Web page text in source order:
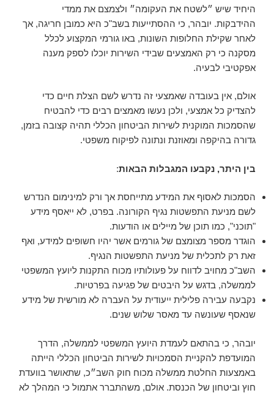
היחיד שיש ״לשטח את העקומה״ ולצמצם את ממדי
ההידבקות. יובהר, כי ההסתייעות בשב"כ היא כמובן חריגה, אך
לאחר שקילת החלופות השונות, באו גורמי המקצוע לכלל
מסקנה כי רק האמצעים שבידי השירות יוכלו לספק מענה
אפקטיבי לבעיה.
אולם, אין בעובדה שאמצעי זה נדרש לשם הצלת חיים כדי
להצדיק כל אמצעי, ולכן נעשו מאמצים רבים כדי להבטיח
שהסמכות המוקנית לשירות הביטחון הכללי תהיה קצובה בזמן,
גדורה בהיקפה ומאוזנת ונתונה לפיקוח משפטי.
בין היתר, נקבעו המגבלות הבאות:
הסמכות לאסוף את המידע מתייחסת אך ורק למינימום הנדרש
לשם מניעת התפשטות נגיף הקורונה. בפרט, לא ייאסף מידע
"תוכני", כמו תוכן של מיילים או הודעות.
הוגדר מספר מצומצם של גורמים אשר יהיו חשופים למידע, ואף
זאת רק לתכלית של מניעת התפשטות הנגיף.
השב"כ מחויב לדווח על פעולותיו מכוח התקנות ליועץ המשפטי
לממשלה, בדגש על היבטים של פגיעה בפרטיות.
נקבעה עבירה פלילית ייעודית על העברה לא מורשית של מידע
שנאסף שעונשה עד מאסר שלוש שנים.
יובהר, כי בהתאם לעמדת היועץ המשפטי לממשלה, הדרך
המועדפת להקניית הסמכויות לשירות הביטחון הכללי הייתה
באמצעות החלטת ממשלה מכוח חוק השב״כ, שתאושר בוועדת
חוץ וביטחון של הכנסת. אולם, משהתברר אתמול כי המהלך לא